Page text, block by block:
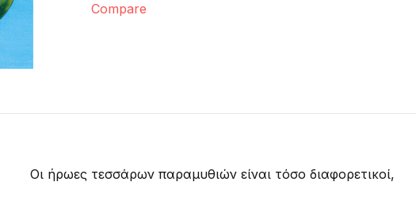
Compare
Οι ήρωες τεσσάρων παραμυθιών είναι τόσο διαφορετικοί,